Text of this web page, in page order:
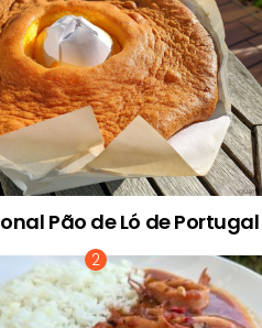
Pão de Ló de Portugal